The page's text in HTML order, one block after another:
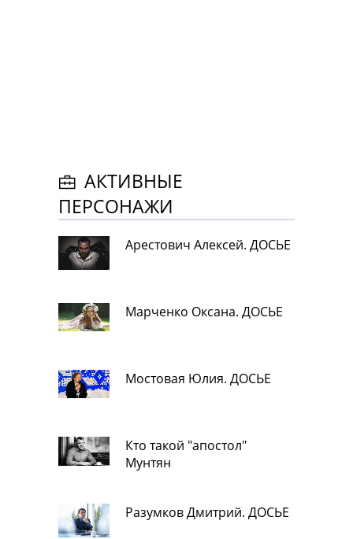
АКТИВНЫЕ
ПЕРСОНАЖИ
Арестович Алексей. ДОСЬЕ
Марченко Оксана. ДОСЬЕ
Мостовая Юлия. ДОСЬЕ
Кто такой "апостол"
Мунтян
Разумков Дмитрий. ДОСЬЕ